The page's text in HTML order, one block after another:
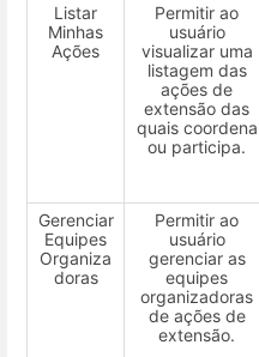
Listar
Minhas
Ações
Permitir ao
usuário
visualizar uma
listagem das
ações de
extensão das
quais coordena
ou participa.
Gerenciar
Equipes
Organiza
doras
Permitir ao
usuário
gerenciar as
equipes
organizadoras
de ações de
extensão.